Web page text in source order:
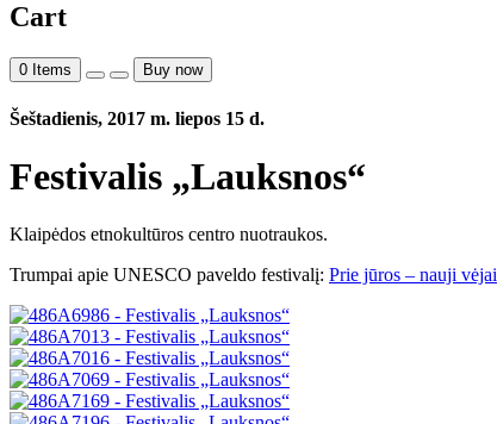
Cart
0 Items Buy now
Šeštadienis, 2017 m. liepos 15 d.
Festivalis „Lauksnos“
Klaipėdos etnokultūros centro nuotraukos.
Trumpai apie UNESCO paveldo festivalį: Prie jūros – nauji vėjai